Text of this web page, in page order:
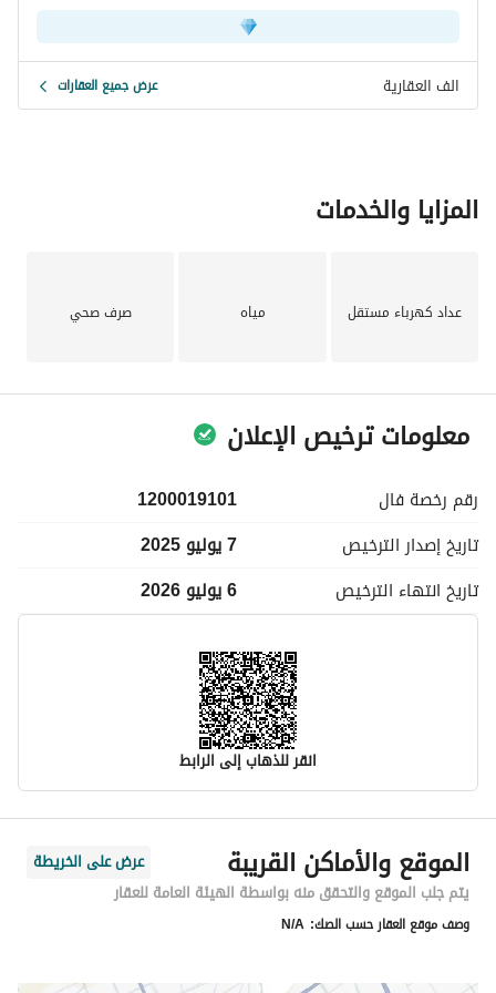
لا تفوت هذه الفرصة لجعل هذه الشقة الجميلة منزلك الجديد!
اتصل اليوم لترتيب زيارة وتجربة الراحة والسهولة التي تقدمها.
الف العقارية عرض جميع العقارات
المزايا والخدمات
عداد كهرباء مستقل مياه صرف صحي
معلومات ترخيص الإعلان
رقم رخصة فال
1200019101
تاريخ إصدار الترخيص
7 يوليو 2025
تاريخ انتهاء الترخيص 6 يوليو 2026
انقر للذهاب إلى الرابط
معلومات مسؤول الإعلان
اسم المسؤول
-
رقم المسؤول
-
الموقع والأماكن القريبة
عرض على الخريطة
يتم جلب الموقع والتحقق منه بواسطة الهيئة العامة للعقار
وصف موقع العقار حسب الصك: N/A